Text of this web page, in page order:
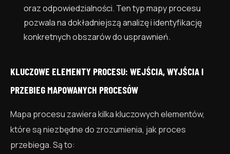
oraz odpowiedzialności. Ten typ mapy procesu
pozwala na dokładniejszą analizę i identyfikację
konkretnych obszarów do usprawnień.
KLUCZOWE ELEMENTY PROCESU: WEJŚCIA, WYJŚCIA I
PRZEBIEG MAPOWANYCH PROCESÓW
Mapa procesu zawiera kilka kluczowych elementów,
które są niezbędne do zrozumienia, jak proces
przebiega. Są to: